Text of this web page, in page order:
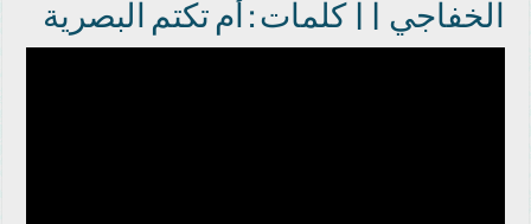
الخفاجي || كلمات : أم تكتم البصرية